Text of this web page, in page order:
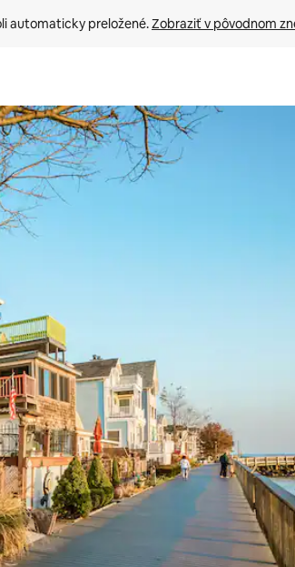
automaticky preložené. Zobraziť v pôvodnom
so šípkami nahor a nadol alebo ich